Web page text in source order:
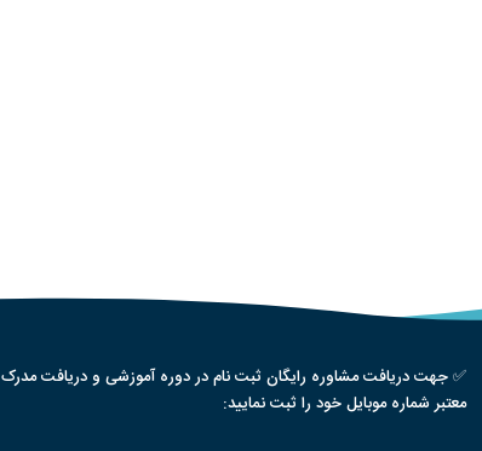
✅ جهت دریافت مشاوره رایگان ثبت نام در دوره آموزشی و دریافت مدرک
معتبر شماره موبایل خود را ثبت نمایید: